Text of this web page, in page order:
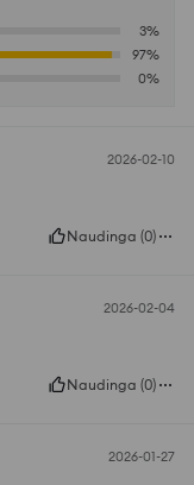
3%
97%
0%
2026-02-10
Naudinga (0)
2026-02-04
Naudinga (0)
2026-01-27